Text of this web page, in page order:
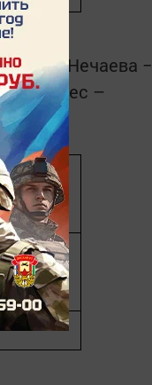
«Ул. Нечаева −
чудес –